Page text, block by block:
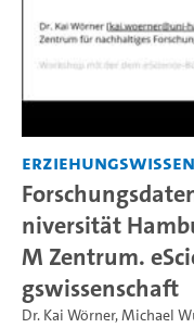
niversität
M Zentrum.
gswissenschaft
Dr. Kai Wörner,Michael